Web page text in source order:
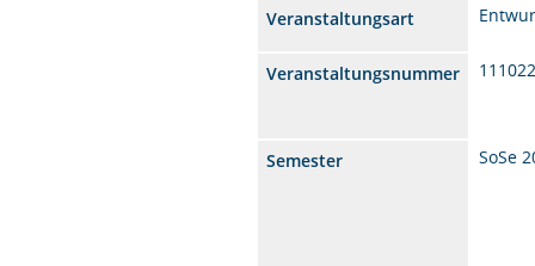
Veranstaltungsart
Veranstaltungsnummer
Semester SoSe